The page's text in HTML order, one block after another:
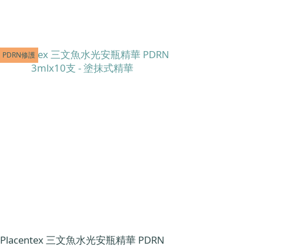
PDRN修護
Placentex 三文魚水光安瓶精華 PDRN